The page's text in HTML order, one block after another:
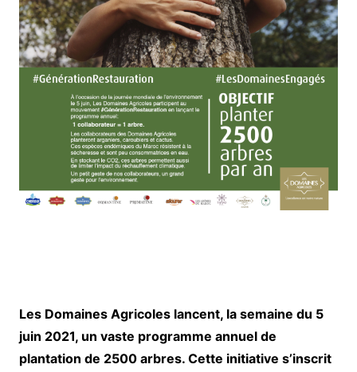
Les Domaines Agricoles lancent, la semaine du 5
juin 2021, un vaste programme annuel de
plantation de 2500 arbres. Cette initiative s’inscrit